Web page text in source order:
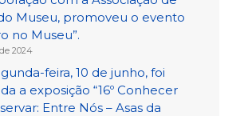
Museu, promoveu o evento
no Museu”.
2024
feira, 10 de junho, foi
a exposição “16º Conhecer
Entre Nós – Asas da